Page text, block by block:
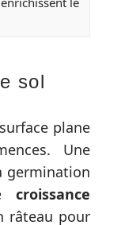
sol
plane
Une
germination
croissance
râteau pour